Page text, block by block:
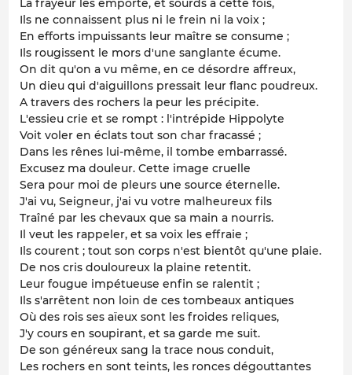
La frayeur les emporte, et sourds à cette fois,
Ils ne connaissent plus ni le frein ni la voix ;
En efforts impuissants leur maître se consume ;
Ils rougissent le mors d'une sanglante écume.
On dit qu'on a vu même, en ce désordre affreux,
Un dieu qui d'aiguillons pressait leur flanc poudreux.
A travers des rochers la peur les précipite.
L'essieu crie et se rompt : l'intrépide Hippolyte
Voit voler en éclats tout son char fracassé ;
Dans les rênes lui-même, il tombe embarrassé.
Excusez ma douleur. Cette image cruelle
Sera pour moi de pleurs une source éternelle.
J'ai vu, Seigneur, j'ai vu votre malheureux fils
Traîné par les chevaux que sa main a nourris.
Il veut les rappeler, et sa voix les effraie ;
Ils courent ; tout son corps n'est bientôt qu'une plaie.
De nos cris douloureux la plaine retentit.
Leur fougue impétueuse enfin se ralentit ;
Ils s'arrêtent non loin de ces tombeaux antiques
Où des rois ses aïeux sont les froides reliques,
J'y cours en soupirant, et sa garde me suit.
De son généreux sang la trace nous conduit,
Les rochers en sont teints, les ronces dégouttantes